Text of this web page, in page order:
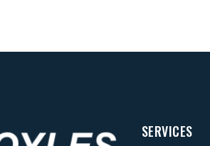
SERVICES